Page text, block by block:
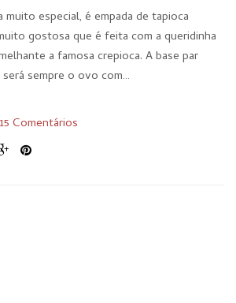
especial, é empada de tapioca
gostosa que é feita com a queridinha
a famosa crepioca. A base par
sempre o ovo com…
15 Comentários